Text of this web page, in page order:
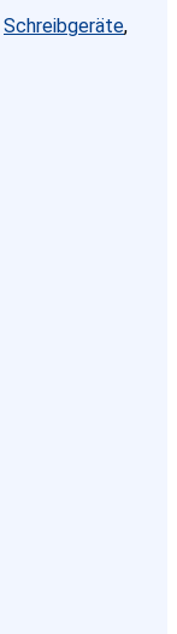
Schreibgeräte,